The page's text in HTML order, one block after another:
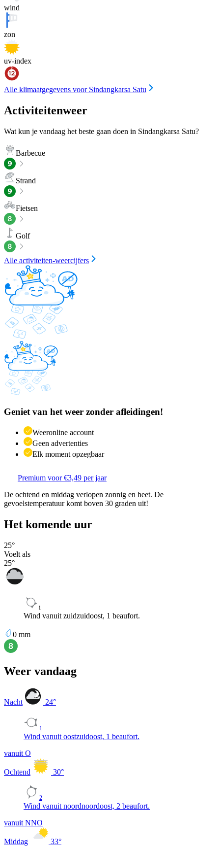
wind
zon
uv-index
Alle klimaatgegevens voor Sindangkarsa Satu
Activiteitenweer
Wat kun je vandaag het beste gaan doen in Sindangkarsa Satu?
Barbecue
Strand
Fietsen
Golf
Alle activiteiten-weercijfers
Geniet van het weer zonder afleidingen!
Weeronline account
Geen advertenties
Elk moment opzegbaar
Premium voor €3,49 per jaar
De ochtend en middag verlopen zonnig en heet. De
gevoelstemperatuur komt boven 30 graden uit!
Het komende uur
25°
Voelt als
25°
1
Wind vanuit zuidzuidoost, 1 beaufort.
0 mm
Weer vandaag
Nacht 24°
1
Wind vanuit oostzuidoost, 1 beaufort.
vanuit O
Ochtend 30°
2
Wind vanuit noordnoordoost, 2 beaufort.
vanuit NNO
Middag 33°